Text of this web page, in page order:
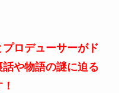
ロデューサーがド
や物語の謎に迫る